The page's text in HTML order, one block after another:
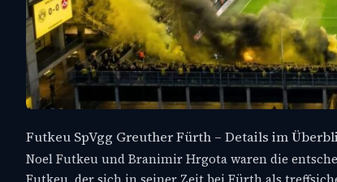
Futkeu SpVgg Greuther Fürth – Details im
Noel Futkeu und Branimir Hrgota waren die